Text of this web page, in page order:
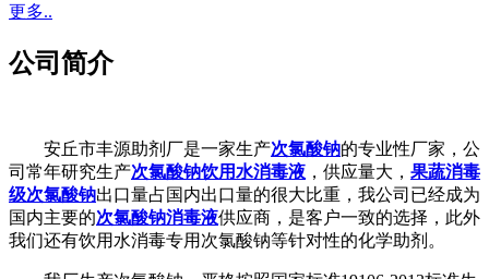
更多..
公司简介
安丘市丰源助剂厂是一家生产次氯酸钠的专业性厂家，公
司常年研究生产次氯酸钠饮用水消毒液 ，供应量大， 果蔬消毒
级次氯酸钠出口量占国内出口量的很大比重，我公司已经成为
国内主要的次氯酸钠消毒液供应商，是客户一致的选择，此外
我们还有饮用水消毒专用次氯酸钠等针对性的化学助剂。